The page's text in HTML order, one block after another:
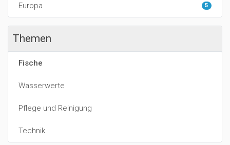
Europa 5
Themen
Fische
Wasserwerte
Pflege und Reinigung
Technik